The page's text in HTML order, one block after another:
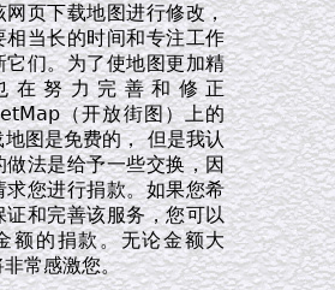
网页下载地图进行修改，
相当长的时间和专注工作
它们。为了使地图更加精
在努力完善和修正
（开放街图）上的
图是免费的， 但是我认
做法是给予一些交换，因
求您进行捐款。如果您希
证和完善该服务，您可以
额的捐款。无论金额大
常感激您。